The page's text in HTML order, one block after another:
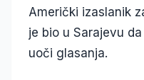
Američki izaslanik
je bio u Sarajevu
uoči glasanja.